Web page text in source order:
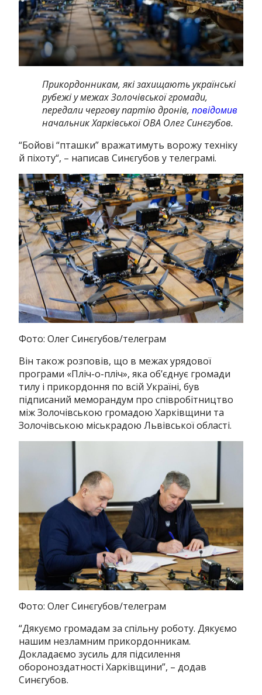
Прикордонникам, які захищають українські
рубежі у межах Золочівської громади,
передали чергову партію дронів,повідомив
начальник Харківської ОВА Олег Синєгубов.
“Бойові “пташки” вражатимуть ворожу техніку
й піхоту“, – написав Синєгубов у телеграмі.
Фото: Олег Синєгубов/телеграм
Він також розповів, що в межах урядової
програми «Пліч-о-пліч», яка об’єднує громади
тилу і прикордоння по всій Україні, був
підписаний меморандум про співробітництво
між Золочівською громадою Харківщини та
Золочівською міськрадою Львівської області.
Фото: Олег Синєгубов/телеграм
“Дякуємо громадам за спільну роботу. Дякуємо
нашим незламним прикордонникам.
Докладаємо зусиль для підсилення
обороноздатності Харківщини”, – додав
Синєгубов.